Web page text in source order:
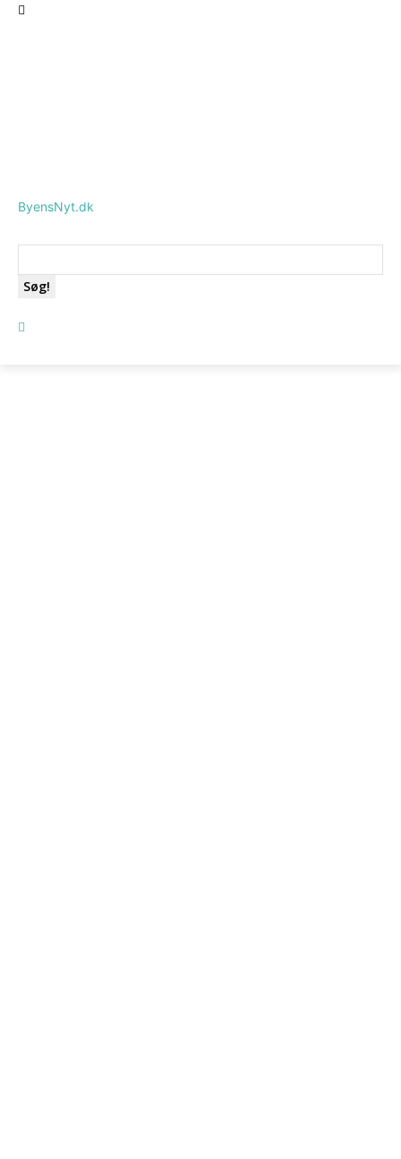
ByensNyt.dk
Søg!